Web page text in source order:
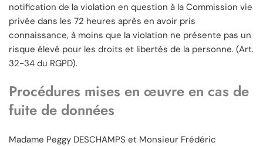
notification de la violation en question à la Commission vie
privée dans les 72 heures après en avoir pris
connaissance, à moins que la violation ne présente pas un
risque élevé pour les droits et libertés de la personne. (Art.
32-34 du RGPD).
Procédures mises en œuvre en cas de
fuite de données
Madame Peggy DESCHAMPS et Monsieur Frédéric